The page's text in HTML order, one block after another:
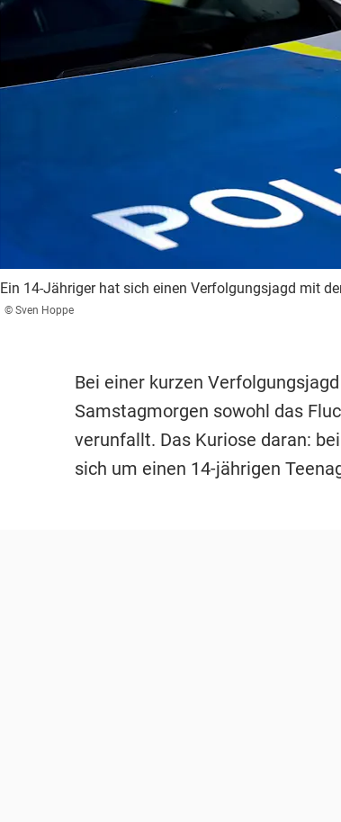
Ein 14-Jähriger hat sich einen Verfolgungsjagd mit
© Sven Hoppe
Bei einer kurzen
Samstagmorgen sowohl das
verunfallt. Das Kuriose daran:
sich um einen 14-jährigen